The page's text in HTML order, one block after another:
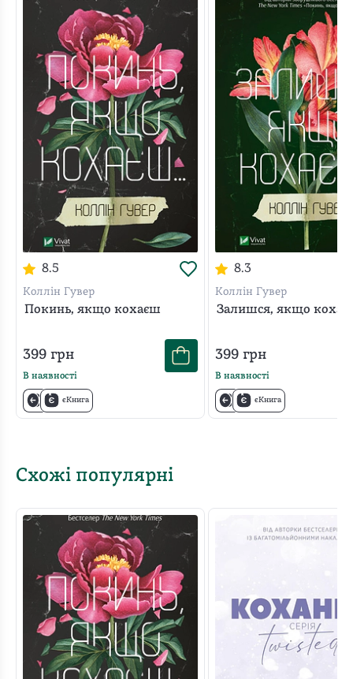
Скай намагається триматися на відстані, бо розуміє, що
від Голдера будуть самі проблеми, але він наполегливо
хоче познайомитися ближче. Під його невпинним
натиском дівчина зрештою здається. І швидко з’ясовує:
Голдер — зовсім не той, за кого себе видавав. А коли
таємниці, які він приховував, нарешті розкриваються,
життя Скай повністю змінюється — раз і назавжди.
8.5
Коллін Гувер
Покинь, якщо кохаєш
399 грн
В наявності
єКнига
8.3
Коллін Гувер
Залишся, якщо
399грн
В наявності
єКнига
Схожі популярні